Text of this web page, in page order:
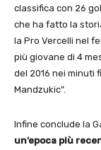
classifica con 26
che ha fatto la
la Pro Vercelli nel
più giovane di 4
del 2016 nei minuti
Mandzukic”.
Infine conclude la
un’epoca più